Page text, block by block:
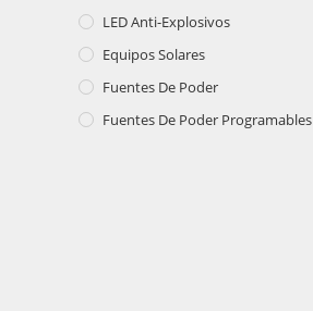
LED Anti-Explosivos
Equipos Solares
Fuentes De Poder
Fuentes De Poder Programables